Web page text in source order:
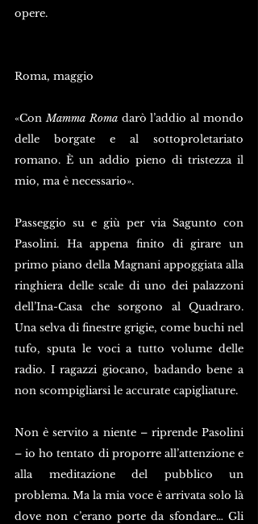
opere.
Roma, maggio
«Con Mamma Roma darò l’addio al mondo
delle borgate e al sottoproletariato
romano. È un addio pieno di tristezza il
mio, ma è necessario».
Passeggio su e giù per via Sagunto con
Pasolini. Ha appena finito di girare un
primo piano della Magnani appoggiata alla
ringhiera delle scale di uno dei palazzoni
dell’Ina-Casa che sorgono al Quadraro.
Una selva di finestre grigie, come buchi nel
tufo, sputa le voci a tutto volume delle
radio. I ragazzi giocano, badando bene a
non scompigliarsi le accurate capigliature.
Non è servito a niente – riprende Pasolini
– io ho tentato di proporre all’attenzione e
alla meditazione del pubblico un
problema. Ma la mia voce è arrivata solo là
dove non c’erano porte da sfondare… Gli